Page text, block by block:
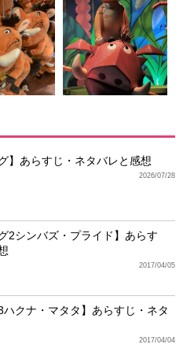
】あらすじ・ネタバレと感想
2026/07/28
2シンバズ・プライド】あらす
2017/04/05
ハクナ・マタタ】あらすじ・ネタ
2017/04/04